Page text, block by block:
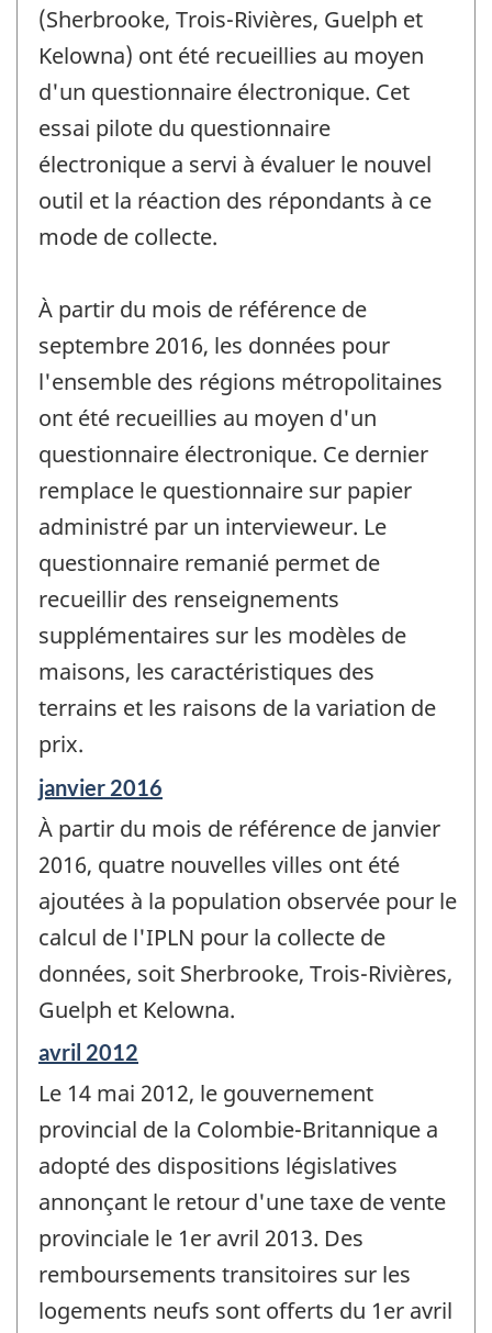
(Sherbrooke, Trois-Rivières, Guelph et
Kelowna) ont été recueillies au moyen
d'un questionnaire électronique. Cet
essai pilote du questionnaire
électronique a servi à évaluer le nouvel
outil et la réaction des répondants à ce
mode de collecte.
À partir du mois de référence de
septembre 2016, les données pour
l'ensemble des régions métropolitaines
ont été recueillies au moyen d'un
questionnaire électronique. Ce dernier
remplace le questionnaire sur papier
administré par un intervieweur. Le
questionnaire remanié permet de
recueillir des renseignements
supplémentaires sur les modèles de
maisons, les caractéristiques des
terrains et les raisons de la variation de
prix.
Période
de
référence
de
changement
-
janvier 2016
À partir du mois de référence de janvier
2016, quatre nouvelles villes ont été
ajoutées à la population observée pour le
calcul de l'IPLN pour la collecte de
données, soit Sherbrooke, Trois-Rivières,
Guelph et Kelowna.
Période
référence
de
changement
-
avril 2012
Le 14 mai 2012, le gouvernement
provincial de la Colombie-Britannique a
adopté des dispositions législatives
annonçant le retour d'une taxe de vente
provinciale le 1er avril 2013. Des
remboursements transitoires sur les
logements neufs sont offerts du 1er avril